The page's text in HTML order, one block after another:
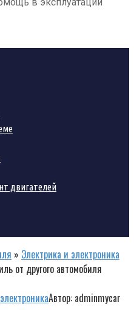
двигателей
» Электрика и электроника
от другого автомобиля
Автор: adminmycar